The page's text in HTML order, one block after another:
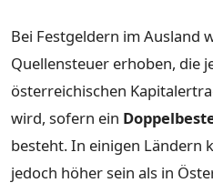
Bei Festgeldern im Ausland
Quellensteuer erhoben, die
österreichischen
wird, sofern ein
besteht. In einigen Ländern
jedoch höher sein als in